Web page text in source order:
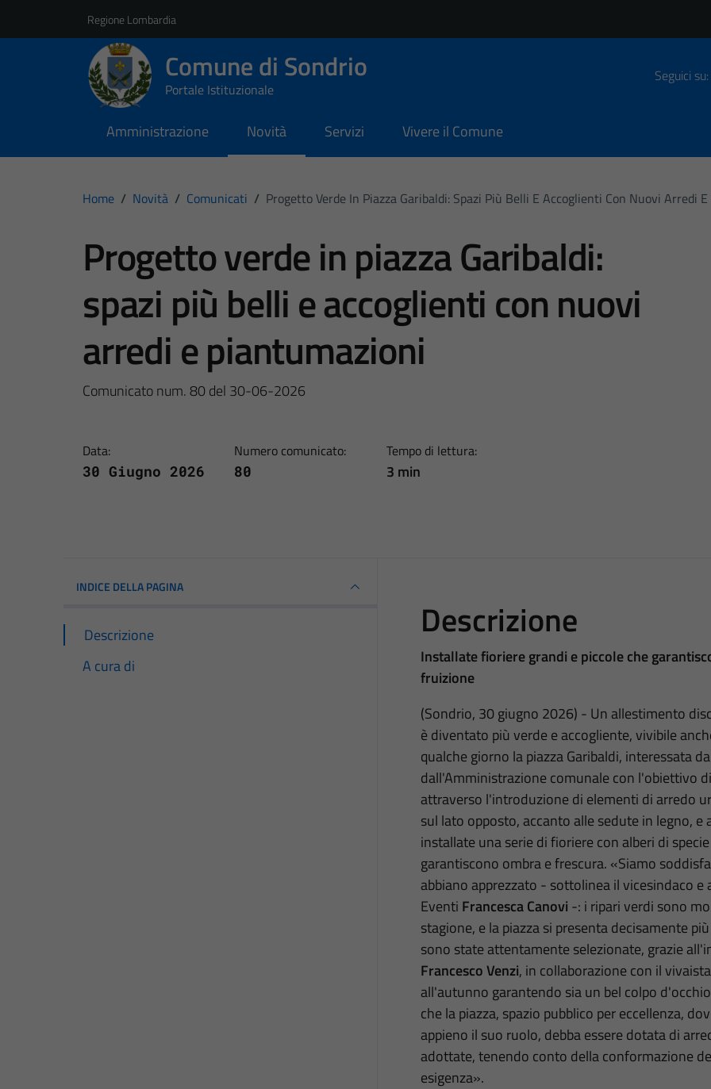
Regione Lombardia
Comune di Sondrio
Portale Istituzionale
Seguici su:
Amministrazione Novità Servizi Vivere il Comune
Home / Novità / Comunicati / Progetto Verde In Piazza Garibaldi: Spazi Più Belli E Accoglienti Con Nuovi Arredi
Progetto verde in piazza Garibaldi:
spazi più belli e accoglienti con nuovi
arredi e piantumazioni
Comunicato num. 80 del 30-06-2026
Data:
30 Giugno 2026
Numero comunicato:
80
Tempo di lettura:
3 min
INDICE DELLA PAGINA
Descrizione
A cura di
Descrizione
Installate fioriere grandi e piccole che
fruizione
(Sondrio, 30 giugno 2026) - Un allestimento
è diventato più verde e accogliente, vivibile
qualche giorno la piazza Garibaldi, interessata
dall'Amministrazione comunale con l'obiettivo
attraverso l'introduzione di elementi di arredo
sul lato opposto, accanto alle sedute in legno,
installate una serie di fioriere con alberi di
garantiscono ombra e frescura. «Siamo
abbiano apprezzato - sottolinea il vicesindaco
Eventi Francesca Canovi -: i ripari verdi sono
stagione, e la piazza si presenta decisamente
sono state attentamente selezionate, grazie
Francesco Venzi, in collaborazione con il
all'autunno garantendo sia un bel colpo
che la piazza, spazio pubblico per eccellenza,
appieno il suo ruolo, debba essere dotata di
adottate, tenendo conto della conformazione
esigenza».